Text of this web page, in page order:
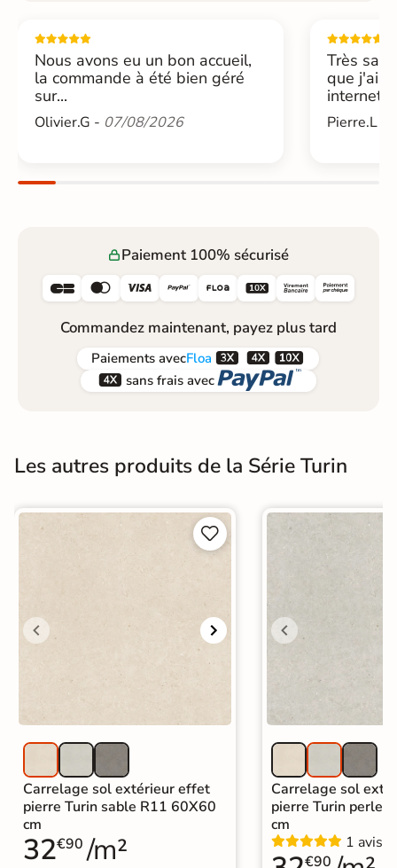
Nous avons eu un bon accueil,
la commande à été bien géré
sur...
Olivier.G - 07/08/2026
Très
que j'ai
internet....
Pierre.L -
Paiement 100% sécurisé
     
Commandez maintenant, payez plus tard
Paiements avecFloa  
 sans frais avec 
Les autres produits de la Série Turin


Carrelage sol extérieur effet
pierre Turin sable R11 60X60
cm
32€90 /m²
Carrelage sol
pierre Turin perle
cm
1 avis
€90